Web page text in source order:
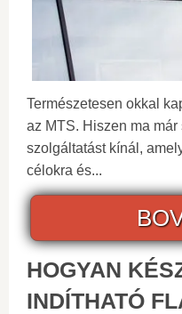
Természetesen okkal
az MTS. Hiszen ma
szolgáltatást kínál,
célokra és...
HOGYAN
INDÍTHATÓ